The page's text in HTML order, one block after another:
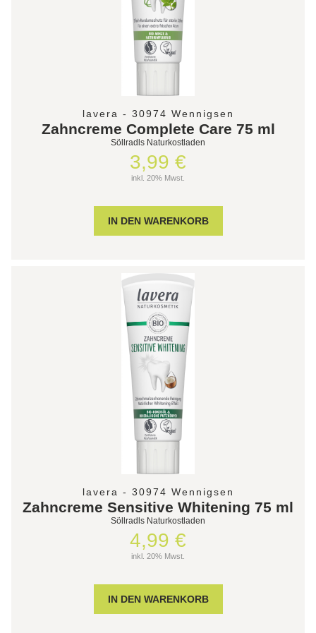
lavera - 30974 Wennigsen
Zahncreme Complete Care 75 ml
Söllradls Naturkostladen
3,99 €
inkl. 20% Mwst.
lavera - 30974 Wennigsen
Zahncreme Sensitive Whitening 75 ml
Söllradls Naturkostladen
4,99 €
inkl. 20% Mwst.